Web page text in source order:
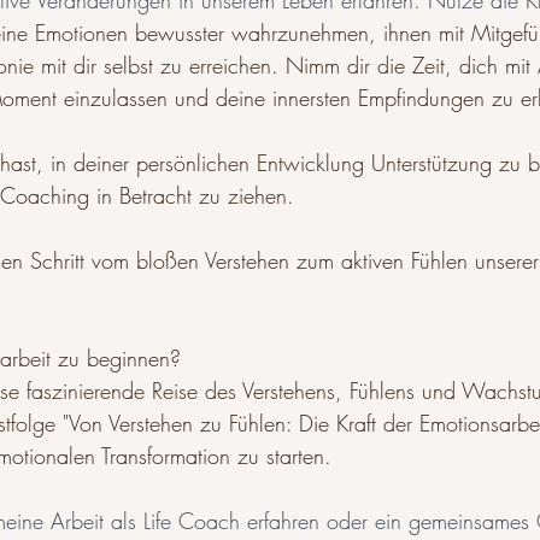
Emotionen bewusster wahrzunehmen, ihnen mit
mit dir selbst zu erreichen. Nimm dir die Zeit, dich
einzulassen und deine innersten Empfindungen zu
in deiner persönlichen Entwicklung Unterstützung zu
in Betracht zu ziehen.
Schritt vom bloßen Verstehen zum aktiven Fühlen
zu beginnen?
faszinierende Reise des Verstehens, Fühlens und
"Von Verstehen zu Fühlen: Die Kraft der
Transformation zu starten.
Arbeit als Life Coach erfahren oder ein